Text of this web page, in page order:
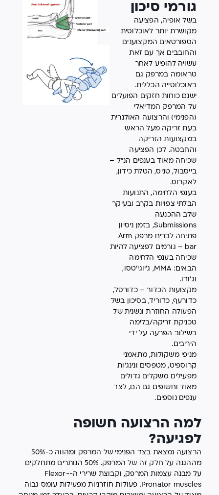
גורמי סיכון
בשל אופיה, הפציעה
מקושרת יותר לאוכלוסית
הספורטאים המקצוענים
והחובבים אך עם זאת
עשויה להופיע לאחר
טראומה במרפק גם
באוכלוסייה הכללית.
ישנם כוחות חזקים הפועלים
על המרפק המדיאלי
(הפנימי) והרצועה האולנרית
בעת זריקה מעל הראש
במקצועות הזריקה
והחבטה. לכן הפציעה
שכיחה מאוד בענפים הנ״ל –
בייסבול, טניס, הטלת כידון,
לאקרוס.
בענפי הלחימה, התנועות
הבלתי צפויות בקרב ובעיקר
שלב ההכנעה
Submissions, בזמן ניסיון
פתיחה לבריח מרפק Arm
bar – גורמים לפציעה להיות
שכיחה בענפי הלחימה
הבאים: MMA, ג'יוגי'טסו,
וג'ודו.
מקצועות הכדור – כדורסל,
כדורעף, כדוריד, בסיכון בשל
הפעולה החוזרת ונשנית של
טכניקת זריקה/בלימה
בשילוב הפרעה על ידי
היריבים.
מניפי משקולות, מתאמני
קרוספיט, מטפסים ונינג'ות
מפעילים משקלים גדולים
מאוד וחשופים גם הם, לצד
ענפים נוספים.
למה הרצועה חשופה
לפגיעה?
הרצועה נמצאת בצד הפנימי של המרפק ומהווה כ-50%
מההגנה על חלק זה של המרפק. 50% הנותרים מתחלקים
על מבנה עצמות המרפק, וקבוצת שרירי ה-Flexor-
Pronator muscles. פעולות חוזרניות מפעילות עומס גבוה